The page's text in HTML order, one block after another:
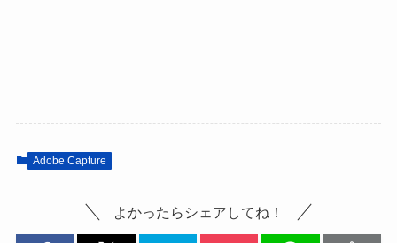
Adobe Capture
よかったらシェアしてね！